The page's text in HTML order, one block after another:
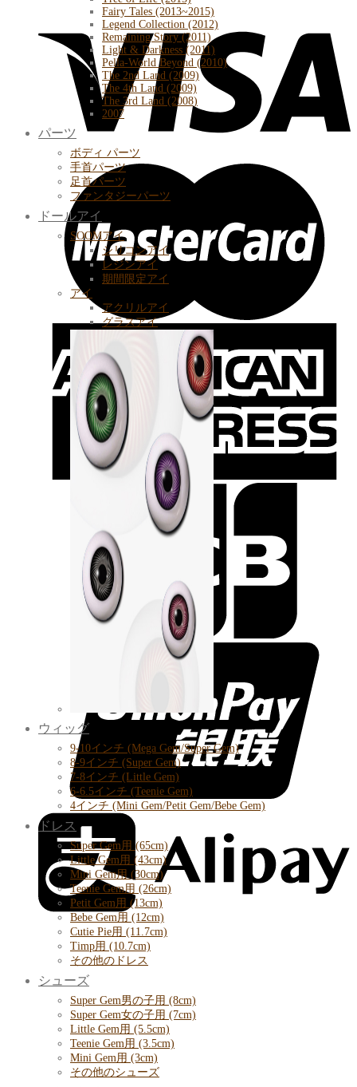
Fairy Tales (2013~2015)
Legend Collection (2012)
Remaining Story (2011)
Light & Darkness (2011)
Pella-World Beyond (2010)
The 2nd Land (2009)
The 4th Land (2009)
The 3rd Land (2008)
2007
パーツ
ボディ パーツ
手首パーツ
足首パーツ
ファンタジーパーツ
ドールアイ
SOOMアイ
シリコンアイ
レジンアイ
期間限定アイ
アイ
アクリルアイ
グラスアイ
ウィッグ
9-10インチ (Mega Gem/Super Gem)
8-9インチ (Super Gem)
7-8インチ (Little Gem)
6-6.5インチ (Teenie Gem)
4インチ (Mini Gem/Petit Gem/Bebe Gem)
ドレス
Super Gem用 (65cm)
Little Gem用 (43cm)
Mini Gem用 (30cm)
Teenie Gem用 (26cm)
Petit Gem用 (13cm)
Bebe Gem用 (12cm)
Cutie Pie用 (11.7cm)
Timp用 (10.7cm)
その他のドレス
シューズ
Super Gem男の子用 (8cm)
Super Gem女の子用 (7cm)
Little Gem用 (5.5cm)
Teenie Gem用 (3.5cm)
Mini Gem用 (3cm)
その他のシューズ